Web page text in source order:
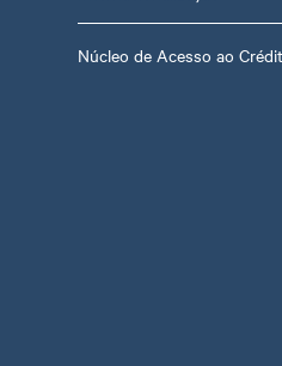
Núcleo de Acesso ao